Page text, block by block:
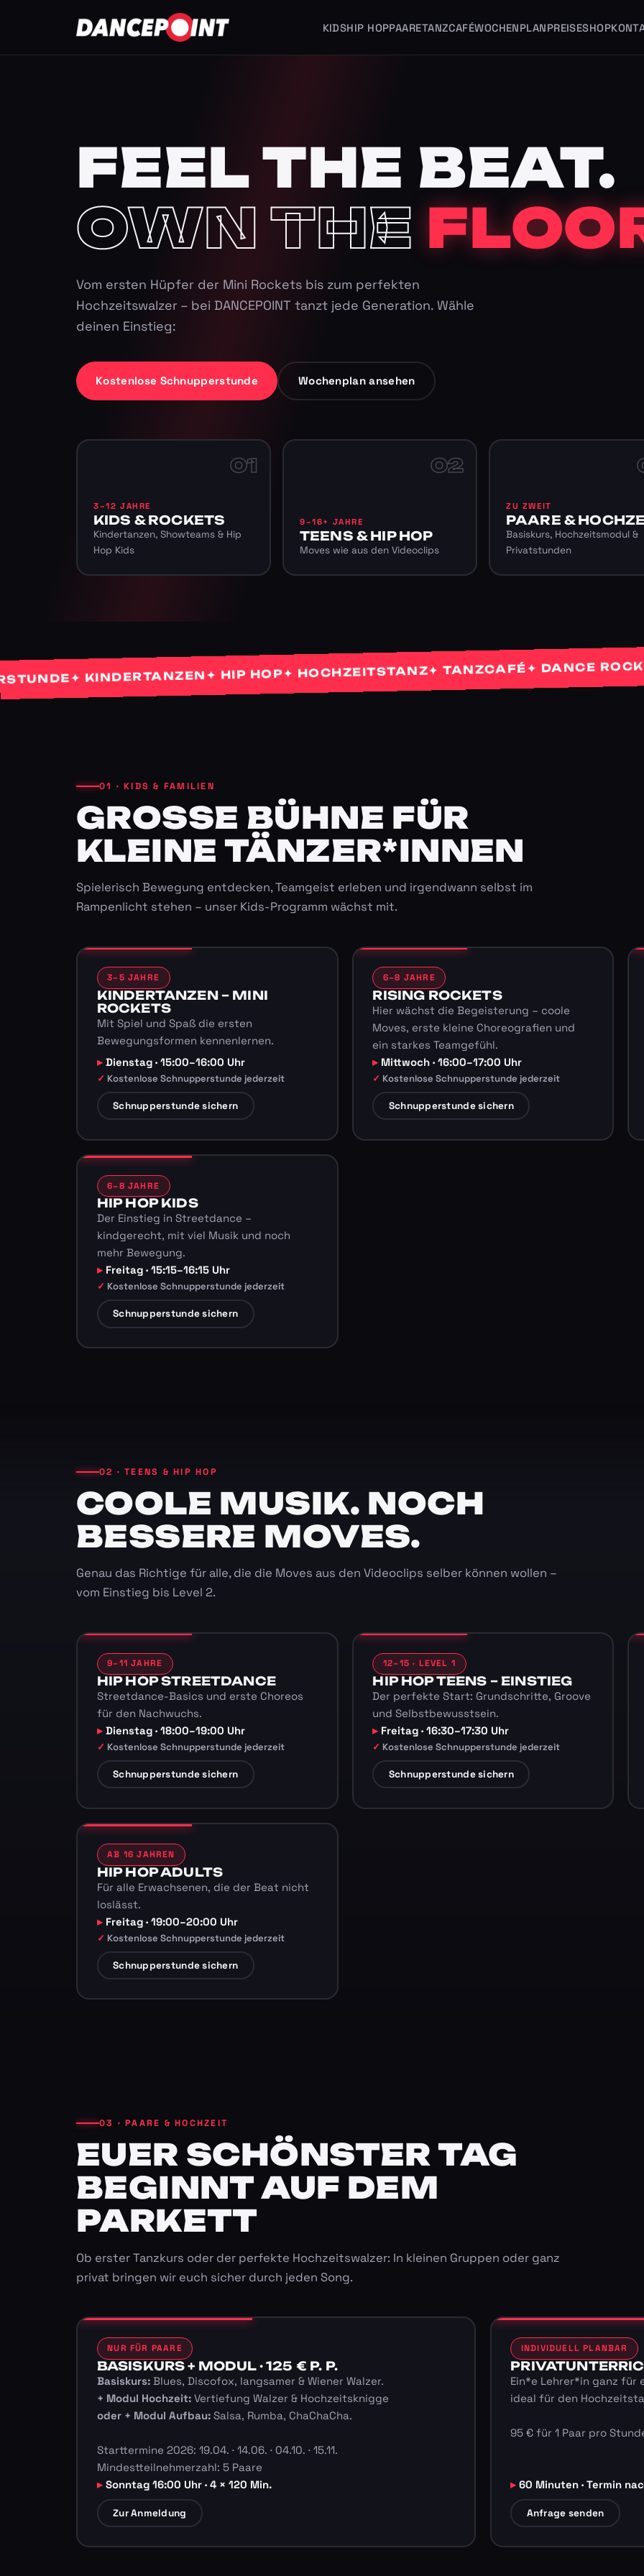
KIDSHIP HOPPAARETANZCAFÉWOCHENPLANPREISESHOP
FEEL THE BEAT.
OWN THE
Vom ersten Hüpfer der Mini Rockets bis zum perfekten
Hochzeitswalzer – bei DANCEPOINT tanzt jede Generation. Wähle
deinen Einstieg:
Kostenlose Schnupperstunde Wochenplan ansehen
01
3–12 JAHRE
KIDS & ROCKETS
Kindertanzen, Showteams & Hip
Hop Kids
02
9–16+ JAHRE
TEENS & HIP HOP
Moves wie aus den Videoclips
ZU ZWEIT
PAARE &
Basiskurs, Hochzeitsmodul &
Privatstunden
✦ KINDERTANZEN✦ HIP HOP✦ HOCHZEITSTANZ✦ TANZCAFÉ✦ DANCE ROCKETS✦
01 · KIDS & FAMILIEN
GROSSE BÜHNE FÜR K
LEINE TÄNZER*INNEN
Spielerisch Bewegung entdecken, Teamgeist erleben und irgendwann selbst im
Rampenlicht stehen – unser Kids-Programm wächst mit.
3–5 JAHRE
KINDERTANZEN – MINI
ROCKETS
Mit Spiel und Spaß die ersten
Bewegungsformen kennenlernen.
Dienstag · 15:00–16:00 Uhr
Kostenlose Schnupperstunde jederzeit
Schnupperstunde sichern
6–8 JAHRE
RISING ROCKETS
Hier wächst die Begeisterung – coole
Moves, erste kleine Choreografien und
ein starkes Teamgefühl.
Mittwoch · 16:00–17:00 Uhr
Kostenlose Schnupperstunde jederzeit
Schnupperstunde sichern
6–8 JAHRE
HIP HOP KIDS
Der Einstieg in Streetdance –
kindgerecht, mit viel Musik und noch
mehr Bewegung.
Freitag · 15:15–16:15 Uhr
Kostenlose Schnupperstunde jederzeit
Schnupperstunde sichern
02 · TEENS & HIP HOP
COOLE MUSIK. NOCH
BESSERE MOVES.
Genau das Richtige für alle, die die Moves aus den Videoclips selber können wollen –
vom Einstieg bis Level 2.
9–11 JAHRE
HIP HOP STREETDANCE
Streetdance-Basics und erste Choreos
für den Nachwuchs.
Dienstag · 18:00–19:00 Uhr
Kostenlose Schnupperstunde jederzeit
Schnupperstunde sichern
12–15 · LEVEL 1
HIP HOP TEENS – EINSTIEG
Der perfekte Start: Grundschritte, Groove
und Selbstbewusstsein.
Freitag · 16:30–17:30 Uhr
Kostenlose Schnupperstunde jederzeit
Schnupperstunde sichern
AB 16 JAHREN
HIP HOP ADULTS
Für alle Erwachsenen, die der Beat nicht
loslässt.
Freitag · 19:00–20:00 Uhr
Kostenlose Schnupperstunde jederzeit
Schnupperstunde sichern
03 · PAARE & HOCHZEIT
EUER SCHÖNSTER TAG
BEGINNT AUF DEM
PARKETT
Ob erster Tanzkurs oder der perfekte Hochzeitswalzer: In kleinen Gruppen oder ganz
privat bringen wir euch sicher durch jeden Song.
NUR FÜR PAARE
BASISKURS + MODUL · 125 € P. P.
Basiskurs:Blues, Discofox, langsamer & Wiener Walzer.
+ Modul Hochzeit:Vertiefung Walzer & Hochzeitsknigge
oder + Modul Aufbau:Salsa, Rumba, ChaChaCha.
Starttermine 2026: 19.04. · 14.06. · 04.10. · 15.11.
Mindestteilnehmerzahl: 5 Paare
Sonntag 16:00 Uhr · 4 × 120 Min.
Zur Anmeldung
INDIVIDUELL PLANBAR
Ein*e Lehrer*in ganz für
ideal für den
95 € für 1 Paar pro
60 Minuten · Termin
Anfrage senden